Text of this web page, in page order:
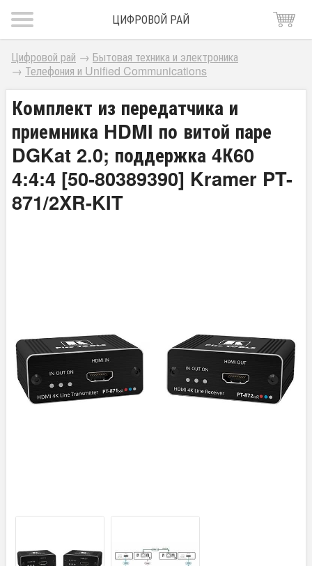
ЦИФРОВОЙ РАЙ
Цифровой рай → Бытовая техника и электроника
→ Телефония и Unified Communications
Комплект из передатчика и
приемника HDMI по витой паре
DGKat 2.0; поддержка 4К60
4:4:4 [50-80389390] Kramer PT-
871/2XR-KIT